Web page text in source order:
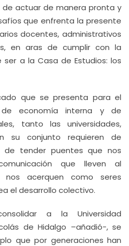
de actuar de manera pronta y
que enfrenta la presente
docentes, administrativos
en aras de cumplir con la
a la Casa de Estudios: los
que se presenta para el
economía interna y de
tanto las universidades,
su conjunto requieren de
de tender puentes que nos
que lleven al
acerquen como seres
el desarrollo colectivo.
a la Universidad
de Hidalgo –añadió-, se
que por generaciones han